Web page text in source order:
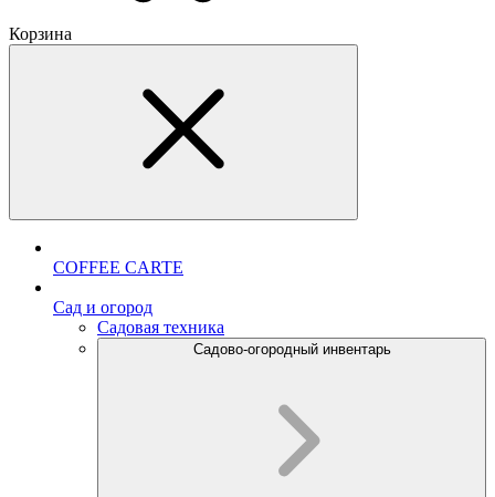
Корзина
COFFEE CARTE
Cад и огород
Садовая техника
Садово-огородный инвентарь